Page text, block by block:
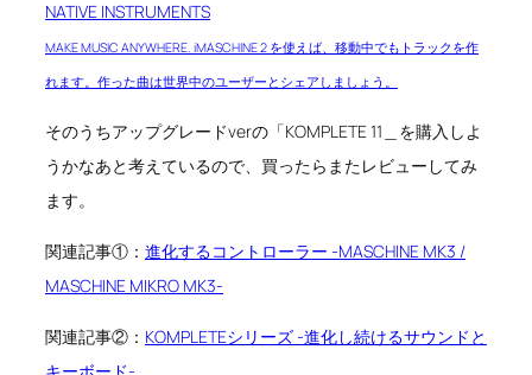
NATIVE INSTRUMENTS
MAKE MUSIC ANYWHERE. iMASCHINE 2 を使えば、移動中でもトラックを作
れます。作った曲は世界中のユーザーとシェアしましょう。
そのうちアップグレードverの「KOMPLETE 11＿を購入しよ
うかなあと考えているので、買ったらまたレビューしてみ
ます。
関連記事①： 進化するコントローラー -MASCHINE MK3 /
MASCHINE MIKRO MK3-
関連記事②： KOMPLETEシリーズ -進化し続けるサウンドと